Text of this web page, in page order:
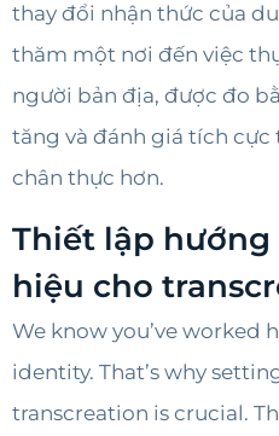
thay đổi nhận thức của
thăm một nơi đến việc
người bản địa, được đo
tăng và đánh giá tích
chân thực hơn.
Thiết lập
hiệu cho
We know you’ve worked
identity. That’s why
transcreation is crucial.